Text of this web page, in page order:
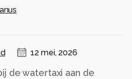
12 mei, 2026
de watertaxi aan de